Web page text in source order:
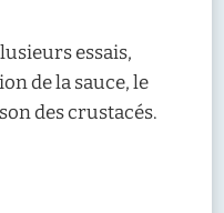
essais,
de la sauce, le
des crustacés.